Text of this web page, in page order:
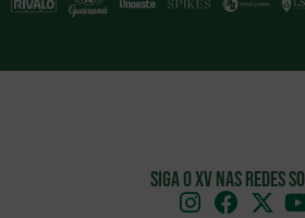
Siga o XV nas redes